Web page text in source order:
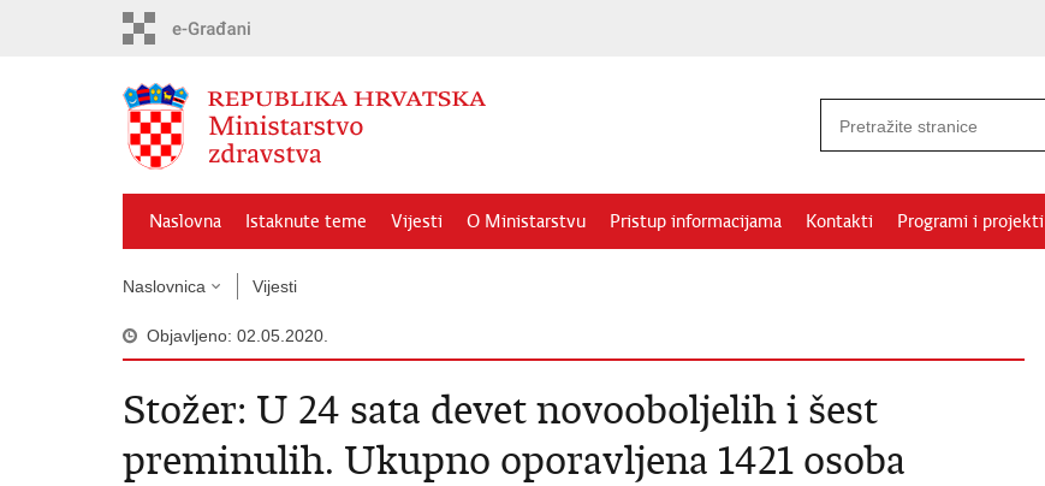
Naslovna Istaknute teme Vijesti O Ministarstvu Pristup informacijama Kontakti Programi i projekti
Naslovnica Vijesti
Objavljeno: 02.05.2020.
Stožer: U 24 sata devet novooboljelih i šest
preminulih. Ukupno oporavljena 1421 osoba